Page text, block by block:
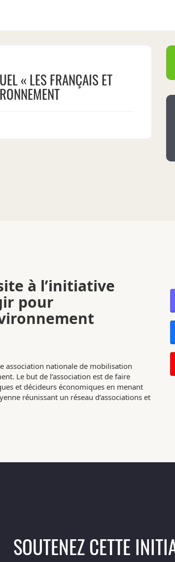
« LES FRANÇAIS ET
à l’initiative
pour
association nationale de mobilisation
Le but de l’association est de faire
et décideurs économiques en menant
réunissant un réseau d’associations et
SOUTENEZ CETTE